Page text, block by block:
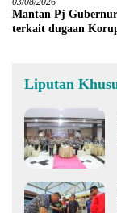
Mantan Pj
terkait dugaan
Liputan